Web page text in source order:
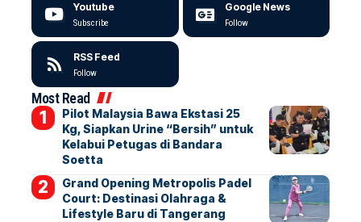
Youtube
Subscribe
Google News
Follow
RSS Feed
Follow
Most Read
Pilot Malaysia Bawa Ekstasi 25
Kg, Siapkan Urine “Bersih” untuk
Kelabui Petugas di Bandara
Soetta
Grand Opening Metropolis Padel
Court: Destinasi Olahraga &
Lifestyle Baru di Tangerang